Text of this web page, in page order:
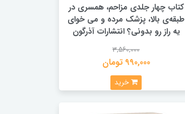
کتاب چهار جلدی مزاحم، همسری در
طبقه‌ی بالا، پزشک مرده و می خوای
یه راز رو بدونی؟ انتشارات آذرگون
3,560,000
990,000 تومان
خرید